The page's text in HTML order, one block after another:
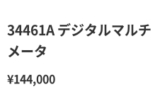
34461A デジタルマルチ
メータ
¥144,000